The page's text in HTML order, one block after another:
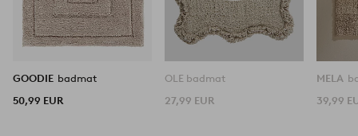
GOODIE badmat
50,99 EUR
OLE badmat
27,99 EUR
MELA
39,99